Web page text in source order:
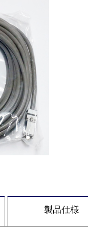
製品仕様